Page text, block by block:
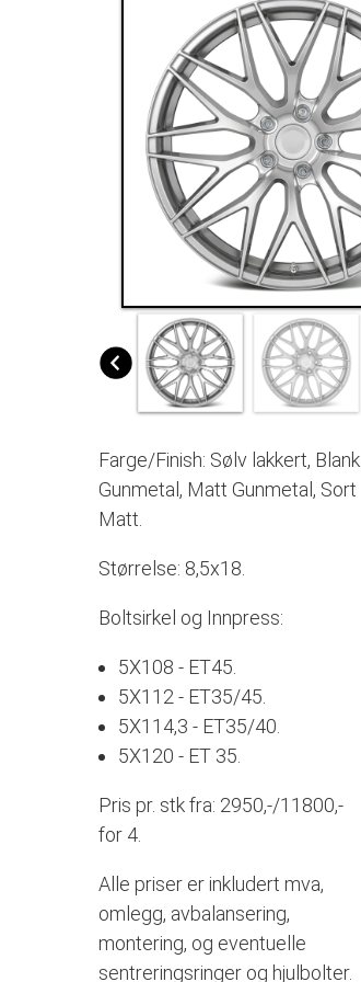
Farge/Finish: Sølv lakkert, Blank
Gunmetal, Matt Gunmetal, Sort
Matt.
Størrelse: 8,5x18.
Boltsirkel og Innpress:
5X108 - ET45.
5X112 - ET35/45.
5X114,3 - ET35/40.
5X120 - ET 35.
Pris pr. stk fra: 2950,-/11800,-
for 4.
Alle priser er inkludert mva,
omlegg, avbalansering,
montering, og eventuelle
sentreringsringer og hjulbolter.